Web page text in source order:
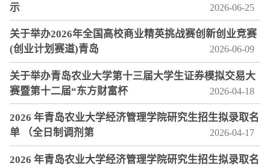
示
2026-06-25
关于举办2026年全国高校商业精英挑战赛创新创业竞赛
(创业计划赛道)青岛
2026-06-09
关于举办青岛农业大学第十三届大学生证券模拟交易大
赛暨第十二届“东方财富杯
2026-04-18
2026 年青岛农业大学经济管理学院研究生招生拟录取名
单 （全日制调剂第
2026-04-17
2026 年青岛农业大学经济管理学院研究生招生拟录取名